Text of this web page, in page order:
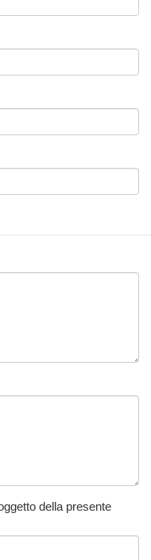
della presente